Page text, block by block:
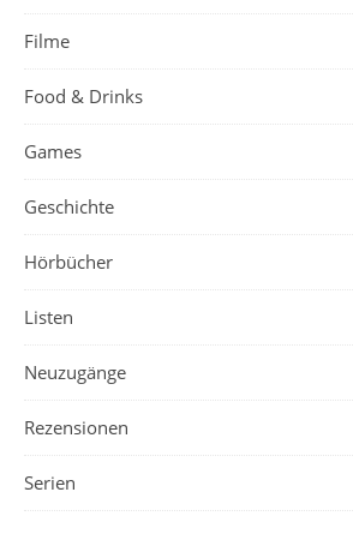
Filme
Food & Drinks
Games
Geschichte
Hörbücher
Listen
Neuzugänge
Rezensionen
Serien